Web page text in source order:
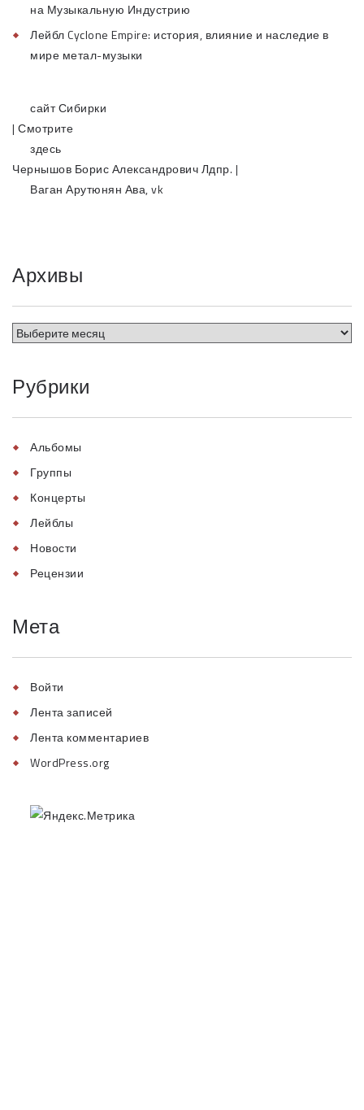
на Музыкальную Индустрию
Лейбл Cyclone Empire: история, влияние и наследие в
мире метал-музыки
сайт Сибирки
| Смотрите
здесь
Чернышов Борис Александрович Лдпр. |
Ваган Арутюнян Ава, vk
Архивы
Рубрики
Альбомы
Группы
Концерты
Лейблы
Новости
Рецензии
Мета
Войти
Лента записей
Лента комментариев
WordPress.org